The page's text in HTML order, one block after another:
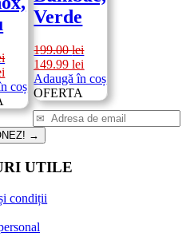
Prețul
curent
549.00 lei.
coș
Verde
199.00lei
Prețul
inițial
a
fost:
199.00 lei.
149.99lei
curent
149.99 lei.
Adaugă în coș
OFERTA
→
UTILE
condiții